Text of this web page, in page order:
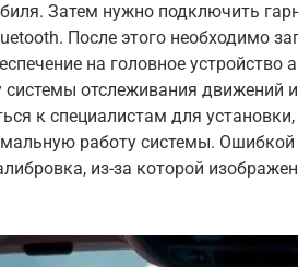
Затем нужно подключить
После этого необходимо
на головное
системы отслеживания движений
к специалистам для
работу системы. Ошибкой
из-за которой